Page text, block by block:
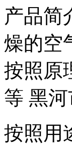
产品简
燥的空
按照原
等 黑
按照用